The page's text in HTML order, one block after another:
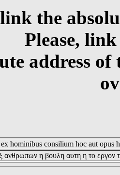
the
Please,
address
ex hominibus consilium hoc aut opus
ανθρωπων η βουλη αυτη η το εργον